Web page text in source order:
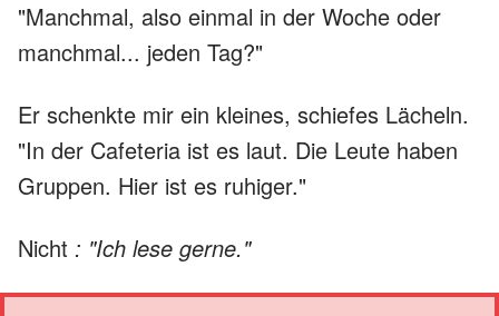
"Manchmal, also einmal in der Woche oder
manchmal... jeden Tag?"
Er schenkte mir ein kleines, schiefes Lächeln.
"In der Cafeteria ist es laut. Die Leute haben
Gruppen. Hier ist es ruhiger."
Nicht : "Ich lese gerne."